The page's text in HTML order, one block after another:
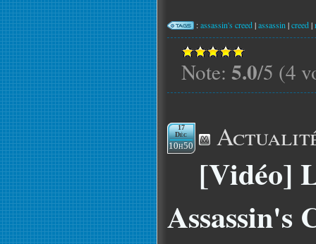
:assassin's creed|assassin |creed|
Note: 5.0/5 (4
17
Déc
10h50
[Vidéo]
Assassin's